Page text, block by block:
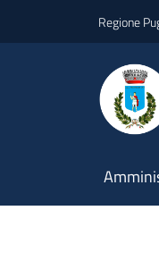
Regione